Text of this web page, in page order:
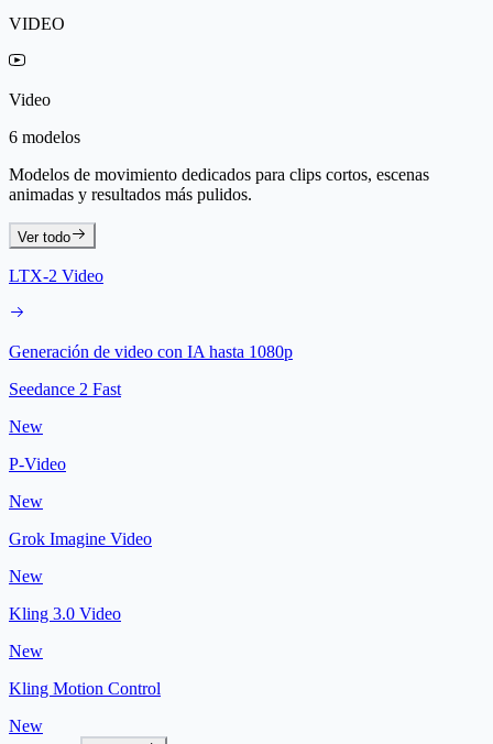
VIDEO
Video
6 modelos
Modelos de movimiento dedicados para clips cortos, escenas
animadas y resultados más pulidos.
Ver todo
LTX-2 Video
Generación de video con IA hasta 1080p
Seedance 2 Fast
New
P-Video
New
Grok Imagine Video
New
Kling 3.0 Video
New
Kling Motion Control
New